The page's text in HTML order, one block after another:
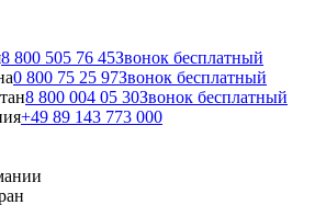
8 800 505 76 45Звонок бесплатный
0 800 75 25 97Звонок бесплатный
8 800 004 05 30Звонок бесплатный
+49 89 143 773 000